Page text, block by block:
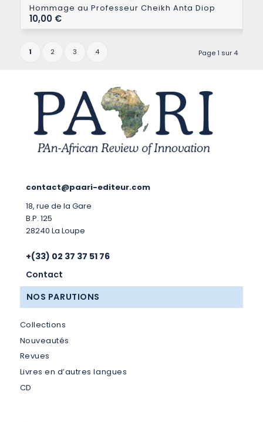
Hommage au Professeur Cheikh Anta Diop
10,00 €
Page 1 sur 4
1 2 3 4
contact@paari-editeur.com
18, rue de la Gare
B.P. 125
28240 La Loupe
+(33) 02 37 37 51 76
Contact
NOS PARUTIONS
Collections
Nouveautés
Revues
Livres en d’autres langues
CD